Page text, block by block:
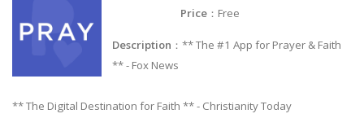
Price ：Free
Description ：** The #1 App for Prayer & Faith
** - Fox News
** The Digital Destination for Faith ** - Christianity Today